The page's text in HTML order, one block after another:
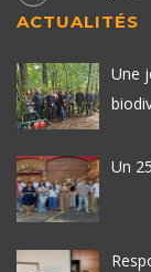
ACTUALITÉS
Une
Un